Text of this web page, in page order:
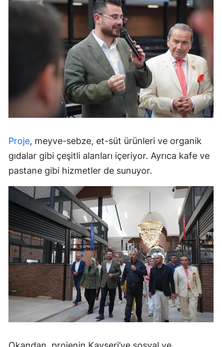
Proje, meyve-sebze, et-süt ürünleri ve organik
gıdalar gibi çeşitli alanları içeriyor. Ayrıca kafe ve
pastane gibi hizmetler de sunuyor.